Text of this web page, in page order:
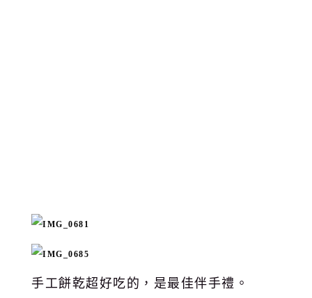
手工餅乾超好吃的，是最佳伴手禮。